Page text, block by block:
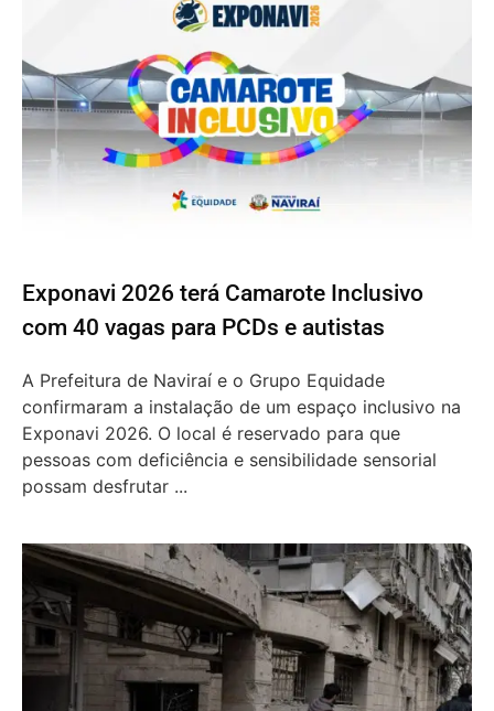
Exponavi 2026 terá Camarote Inclusivo
com 40 vagas para PCDs e autistas
A Prefeitura de Naviraí e o Grupo Equidade
confirmaram a instalação de um espaço inclusivo na
Exponavi 2026. O local é reservado para que
pessoas com deficiência e sensibilidade sensorial
possam desfrutar ...